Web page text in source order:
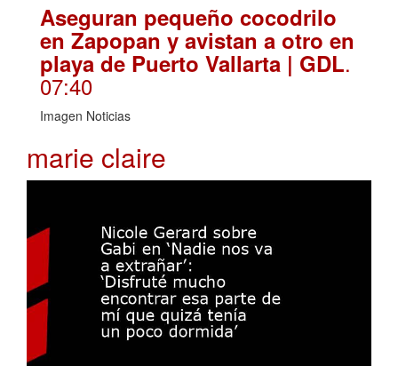
Aseguran pequeño cocodrilo
en Zapopan y avistan a otro en
playa de Puerto Vallarta | GDL.
07:40
Imagen Noticias
marie claire